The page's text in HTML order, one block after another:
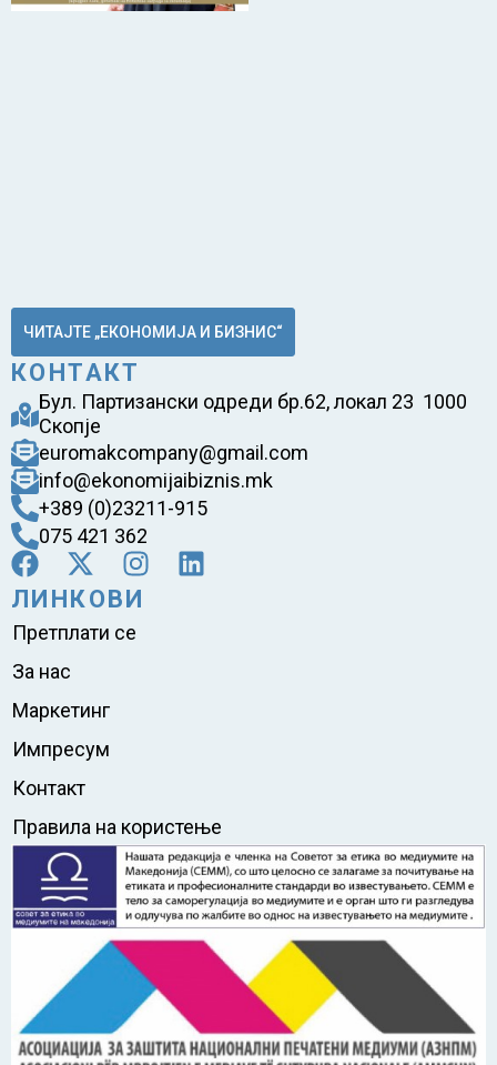
ЧИТАЈТЕ „ЕКОНОМИЈА И БИЗНИС“
КОНТАКТ
Бул. Партизански одреди бр.62, локал 23 1000
Скопје
euromakcompany@gmail.com
info@ekonomijaibiznis.mk
+389 (0)23211-915
075 421 362
ЛИНКОВИ
Претплати се
За нас
Маркетинг
Импресум
Контакт
Правила на користење